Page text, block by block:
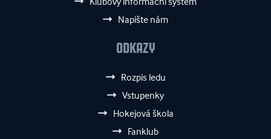
Napište nám
ODKAZY
Rozpis ledu
Vstupenky
Hokejová škola
Fanklub